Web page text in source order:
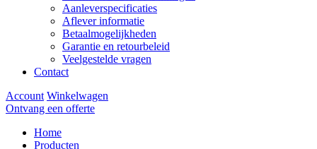
Aanleverspecificaties
Aflever informatie
Betaalmogelijkheden
Garantie en retourbeleid
Veelgestelde vragen
Contact
Account Winkelwagen
Ontvang een offerte
Home
Producten